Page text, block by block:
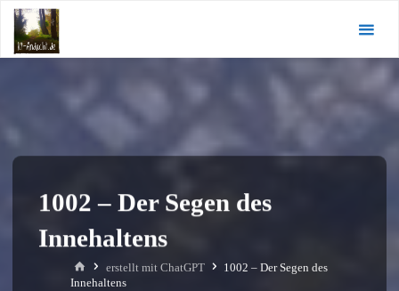
Zum
Inhalt
springen
1002 – Der Segen des
Innehaltens
Starterstellt mit ChatGPT
1002 – Der Segen des
Innehaltens